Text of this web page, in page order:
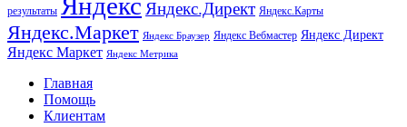
результаты Яндекс.Директ Яндекс.Карты
Яндекс.Маркет Яндекс Браузер Яндекс Вебмастер Яндекс Директ
Яндекс Маркет Яндекс Метрика
Главная
Помощь
Клиентам